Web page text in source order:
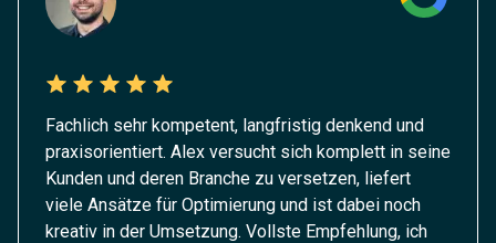
Fachlich sehr kompetent, langfristig denkend und
praxisorientiert. Alex versucht sich komplett in seine
Kunden und deren Branche zu versetzen, liefert
viele Ansätze für Optimierung und ist dabei noch
kreativ in der Umsetzung. Vollste Empfehlung, ich